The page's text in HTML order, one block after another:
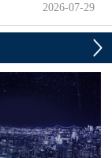
2026-07-29